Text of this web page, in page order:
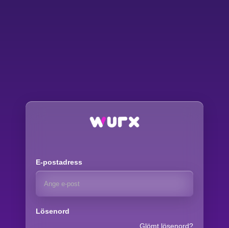
E-postadress
Lösenord
Glömt lösenord?